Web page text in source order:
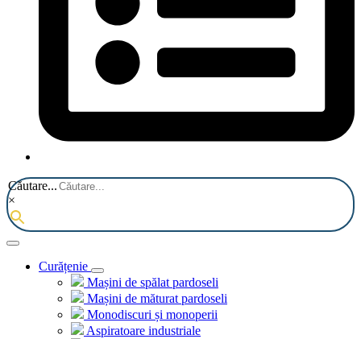
Căutare...
×
Curățenie
Mașini de spălat pardoseli
Mașini de măturat pardoseli
Monodiscuri și monoperii
Aspiratoare industriale